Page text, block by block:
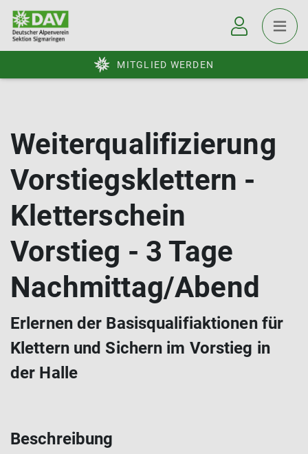
MITGLIED WERDEN
Weiterqualifizierung
Vorstiegsklettern -
Kletterschein
Vorstieg - 3 Tage
Nachmittag/Abend
Erlernen der Basisqualifiaktionen für
Klettern und Sichern im Vorstieg in
der Halle
Beschreibung